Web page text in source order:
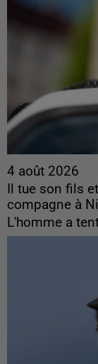
4 août 2026
Il tue son fils
compagne à
L'homme a